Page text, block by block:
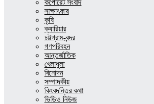
কর্পোরেট সংবাদ
সাক্ষাৎকার
কৃষি
ক্যারিয়ার
চট্টগ্রাম-বন্দর
গণপরিবহন
আন্তর্জাতিক
খেলাধুলা
বিনোদন
সম্পাদকীয়
কিংবদন্তির কথা
ভিডিও নিউজ